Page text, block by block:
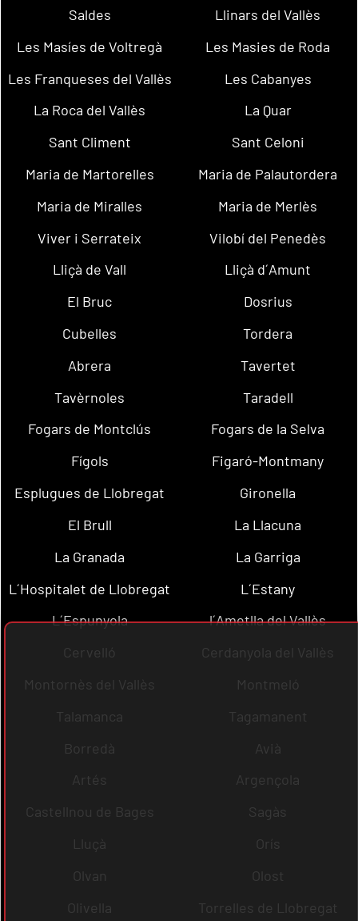
Saldes
Llinars del Vallès
Les Masíes de Voltregà
Les Masies de Roda
Les Franqueses del Vallès
Les Cabanyes
La Roca del Vallès
La Quar
Sant Climent
Sant Celoni
Maria de Martorelles
Maria de Palautordera
Maria de Miralles
Maria de Merlès
Viver i Serrateix
Vilobí del Penedès
Lliçà de Vall
Lliçà d´Amunt
El Bruc
Dosrius
Cubelles
Tordera
Abrera
Tavertet
Tavèrnoles
Taradell
Fogars de Montclús
Fogars de la Selva
Fígols
Figaró-Montmany
Esplugues de Llobregat
Gironella
El Brull
La Llacuna
La Granada
La Garriga
L´Hospitalet de Llobregat
L´Estany
L´Espunyola
l´Ametlla del Vallès
Cervelló
Cerdanyola del Vallès
Montornès del Vallès
Montmeló
Talamanca
Tagamanent
Borredà
Avià
Artés
Argençola
Castellnou de Bages
Sagàs
Lluçà
Orís
Olvan
Olost
Olivella
Torrelles de Llobregat